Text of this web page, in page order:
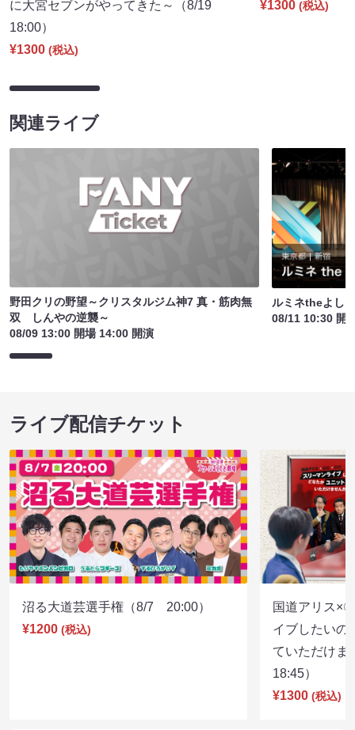
に大宮セブンがやってきた～（8/19
18:00）
¥1300 (税込)
¥1300 (税込)
関連ライブ
野田クリの野望～クリスタルジム神7 真・筋肉無
双 しんやの逆襲～
08/09 13:00 開場 14:00 開演
ルミネtheよし
08/11 10:30 開
ライブ配信チケット
沼る大道芸選手権（8/7 20:00）
¥1200 (税込)
国道アリス×
イブしたいの
ていただけ
18:45）
¥1300 (税込)